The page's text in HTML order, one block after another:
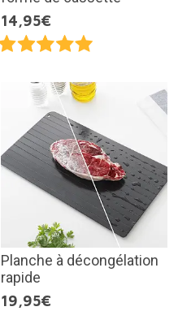
14,95€
Planche à décongélation
rapide
19,95€